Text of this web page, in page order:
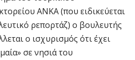
ΑΝΚΑ (που ειδικεύεται
ρεπορτάζ) ο βουλευτής
ο ισχυρισμός ότι έχει
σε νησιά του